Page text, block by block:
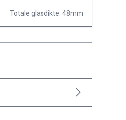
Totale glasdikte: 48mm